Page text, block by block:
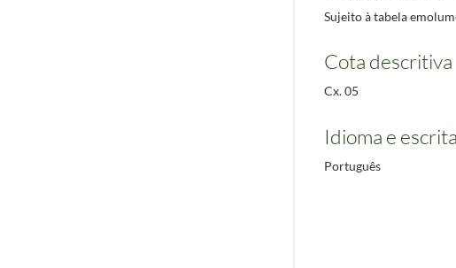
Sujeito à tabela
Cota descritiva
Cx. 05
Idioma e escrita
Português